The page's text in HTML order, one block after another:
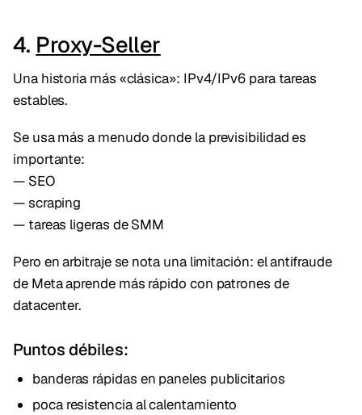
4. Proxy-Seller
Una historia más «clásica»: IPv4/IPv6 para tareas
estables.
Se usa más a menudo donde la previsibilidad es
importante:
— SEO
— scraping
— tareas ligeras de SMM
Pero en arbitraje se nota una limitación: el antifraude
de Meta aprende más rápido con patrones de
datacenter.
Puntos débiles:
banderas rápidas en paneles publicitarios
poca resistencia al calentamiento